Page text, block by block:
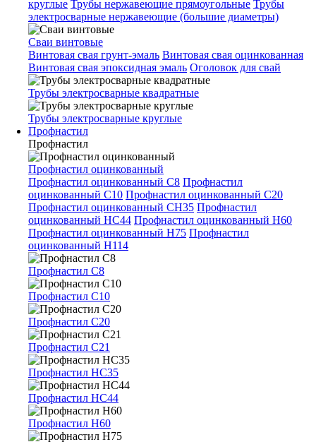
круглые Трубы нержавеющие прямоугольные Трубы
электросварные нержавеющие (большие диаметры)
Сваи винтовые
Винтовая свая грунт-эмаль Винтовая свая оцинкованная
Винтовая свая эпоксидная эмаль Оголовок для свай
Трубы электросварные квадратные
Трубы электросварные круглые
Профнастил
Профнастил
Профнастил оцинкованный
Профнастил оцинкованный С8 Профнастил
оцинкованный С10 Профнастил оцинкованный С20
Профнастил оцинкованный СН35 Профнастил
оцинкованный НС44 Профнастил оцинкованный Н60
Профнастил оцинкованный Н75 Профнастил
оцинкованный Н114
Профнастил С8
Профнастил С10
Профнастил С20
Профнастил С21
Профнастил НС35
Профнастил НС44
Профнастил Н60